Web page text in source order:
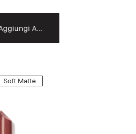
Soft Matte